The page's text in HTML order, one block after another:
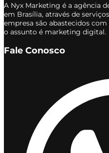
A Nyx Marketing é a agência
em Brasília, através de
empresa são abastecidos
o assunto é marketing digital.
Fale Conosco